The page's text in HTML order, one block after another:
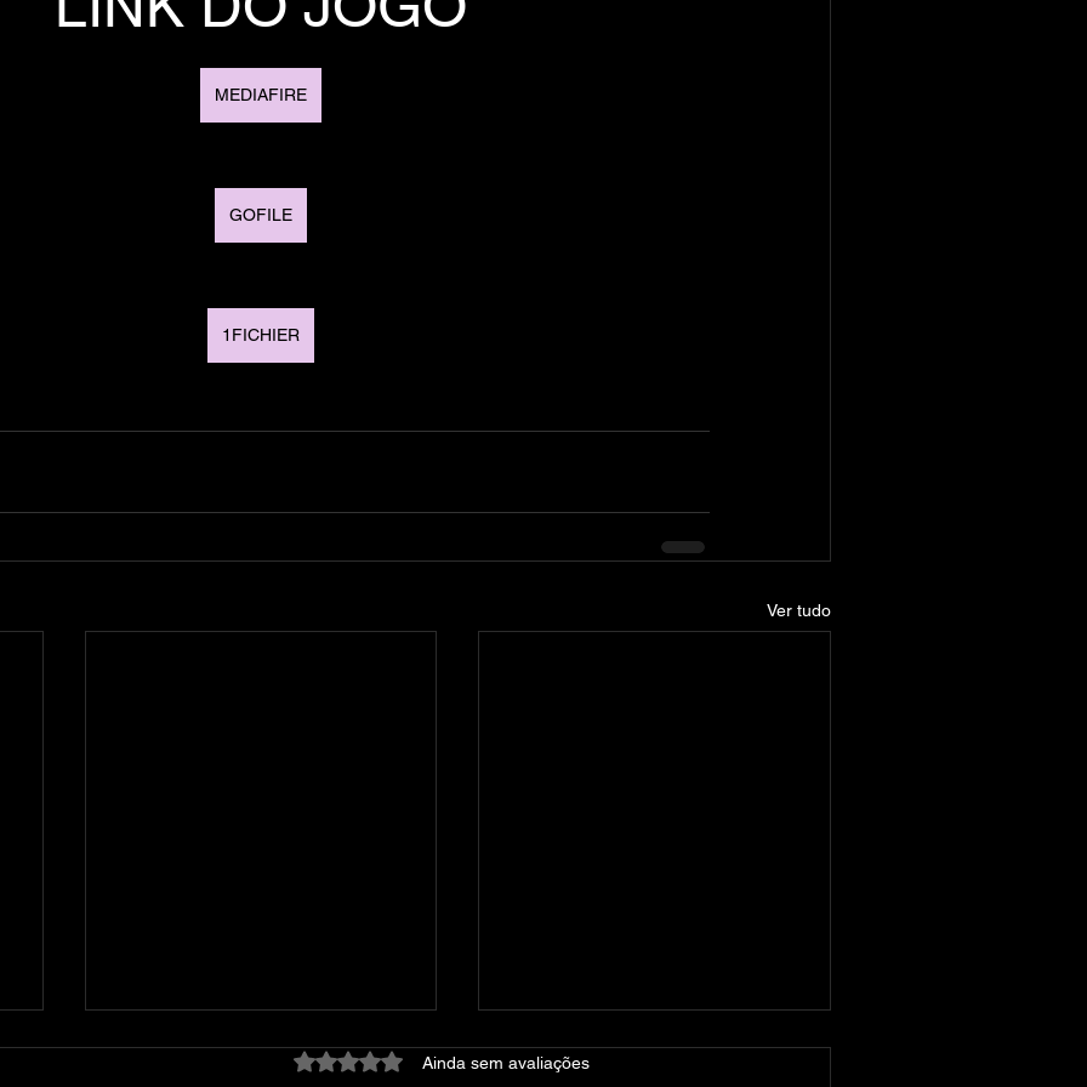
MEDIAFIRE
GOFILE
1FICHIER
Ver tudo
Avaliado com 0 de 5 estrelas.
Ainda sem avaliações